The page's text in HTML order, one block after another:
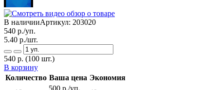
В наличииАртикул: 203020
540 р./уп.
5.40 р./шт.
540 р. (100 шт.)
В корзину
Количество Ваша цена Экономия
500 р./уп.